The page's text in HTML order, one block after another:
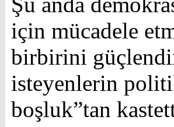
için mücadele
birbirini
isteyenlerin
boşluk”tan